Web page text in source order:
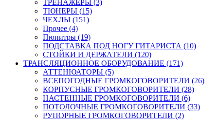
ТРЕНАЖЕРЫ (3)
ТЮНЕРЫ (15)
ЧЕХЛЫ (151)
Прочее (4)
Пюпитры (19)
ПОДСТАВКА ПОД НОГУ ГИТАРИСТА (10)
СТОЙКИ И ДЕРЖАТЕЛИ (120)
ТРАНСЛЯЦИОННОЕ ОБОРУДОВАНИЕ (171)
АТТЕНЮАТОРЫ (5)
ВСЕПОГОДНЫЕ ГРОМКОГОВОРИТЕЛИ (26)
КОРПУСНЫЕ ГРОМКОГОВОРИТЕЛИ (28)
НАСТЕННЫЕ ГРОМКОГОВОРИТЕЛИ (6)
ПОТОЛОЧНЫЕ ГРОМКОГОВОРИТЕЛИ (33)
РУПОРНЫЕ ГРОМКОГОВОРИТЕЛИ (2)